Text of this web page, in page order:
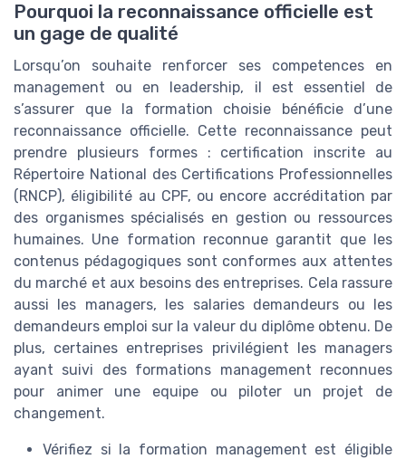
Pourquoi la reconnaissance officielle est
un gage de qualité
Lorsqu’on souhaite renforcer ses competences en
management ou en leadership, il est essentiel de
s’assurer que la formation choisie bénéficie d’une
reconnaissance officielle. Cette reconnaissance peut
prendre plusieurs formes : certification inscrite au
Répertoire National des Certifications Professionnelles
(RNCP), éligibilité au CPF, ou encore accréditation par
des organismes spécialisés en gestion ou ressources
humaines. Une formation reconnue garantit que les
contenus pédagogiques sont conformes aux attentes
du marché et aux besoins des entreprises. Cela rassure
aussi les managers, les salaries demandeurs ou les
demandeurs emploi sur la valeur du diplôme obtenu. De
plus, certaines entreprises privilégient les managers
ayant suivi des formations management reconnues
pour animer une equipe ou piloter un projet de
changement.
Vérifiez si la formation management est éligible